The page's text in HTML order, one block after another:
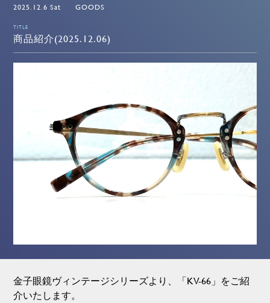
2025.12.6 Sat GOODS
TITLE
商品紹介(2025.12.06)
金子眼鏡ヴィンテージシリーズより、「KV-66」をご紹
介いたします。